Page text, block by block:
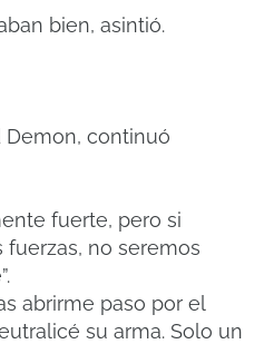
bien, asintió.
Demon, continuó
fuerte, pero si
no seremos
abrirme paso por el
su arma. Solo un